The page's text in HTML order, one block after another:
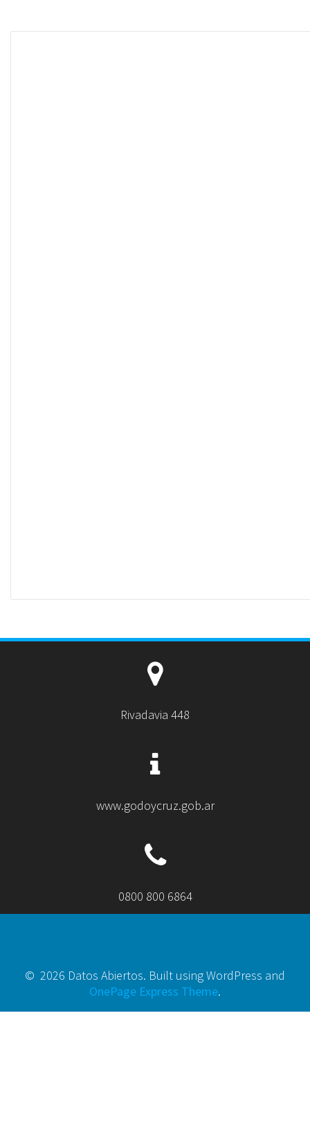
Rivadavia 448
www.godoycruz.gob.ar
0800 800 6864
© 2026 Datos Abiertos. Built using WordPress and
OnePage Express Theme.